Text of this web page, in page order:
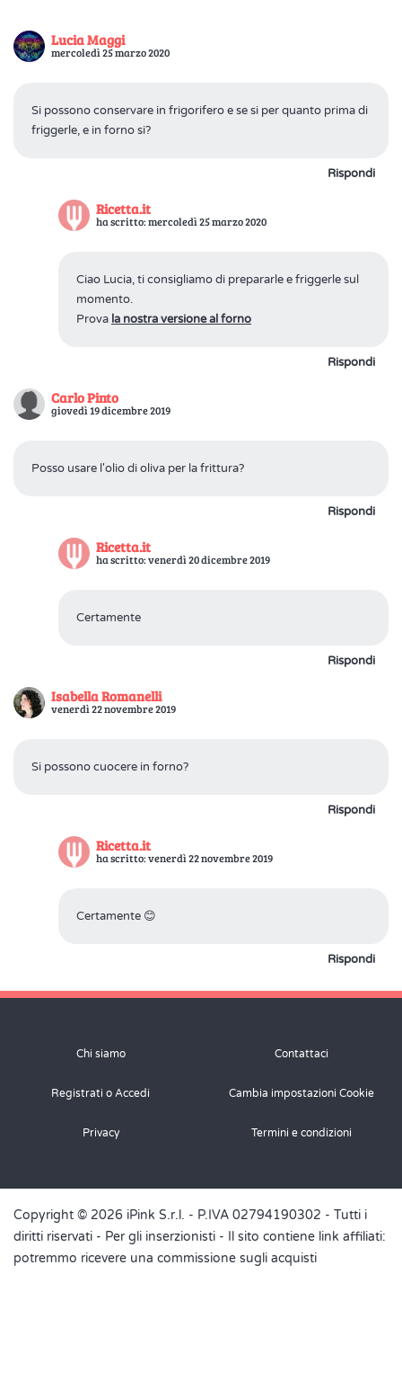
Lucia Maggi
mercoledì 25 marzo 2020
Si possono conservare in frigorifero e se si per quanto prima di
friggerle, e in forno si?
Rispondi
Ricetta.it
ha scritto: mercoledì 25 marzo 2020
Ciao Lucia, ti consigliamo di prepararle e friggerle sul
momento.
Prova la nostra versione al forno
Rispondi
Carlo Pinto
giovedì 19 dicembre 2019
Posso usare l'olio di oliva per la frittura?
Rispondi
Ricetta.it
ha scritto: venerdì 20 dicembre 2019
Certamente
Rispondi
Isabella Romanelli
venerdì 22 novembre 2019
Si possono cuocere in forno?
Rispondi
Ricetta.it
ha scritto: venerdì 22 novembre 2019
Certamente 😊
Rispondi
Chi siamo Contattaci
Registrati o Accedi Cambia impostazioni Cookie
Privacy Termini e condizioni
Copyright © 2026 iPink S.r.l. - P.IVA 02794190302 - Tutti i
diritti riservati - Per gli inserzionisti - Il sito contiene link affiliati:
potremmo ricevere una commissione sugli acquisti